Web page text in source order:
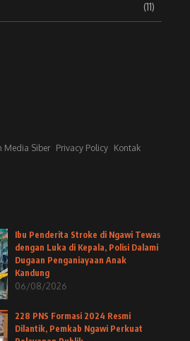
(11)
Media Siber Privacy Policy Kontak
Ibu Penderita Stroke di Ngawi Tewas
dengan Luka di Kepala, Polisi Dalami
Dugaan Penganiayaan Anak
Kandung
06/08/2026
228 PNS Formasi 2024 Resmi
Dilantik, Pemkab Ngawi Perkuat